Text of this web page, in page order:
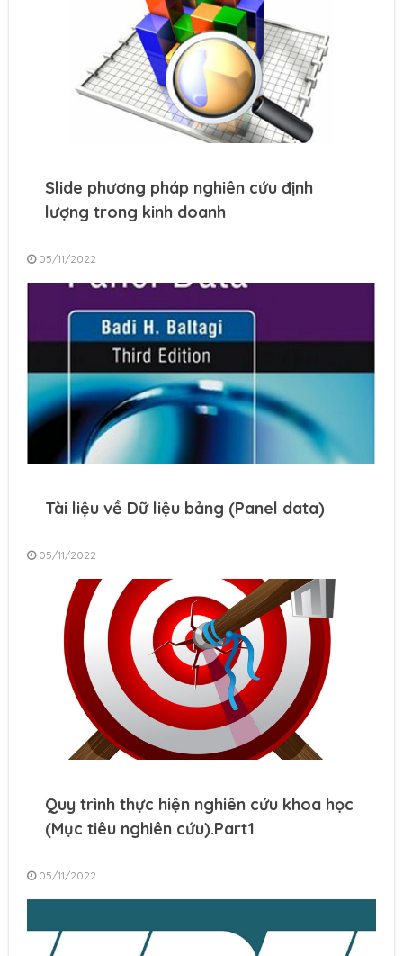
Slide phương pháp nghiên cứu định
lượng trong kinh doanh
05/11/2022
Tài liệu về Dữ liệu bảng (Panel data)
05/11/2022
Quy trình thực hiện nghiên cứu khoa học
(Mục tiêu nghiên cứu).Part1
05/11/2022